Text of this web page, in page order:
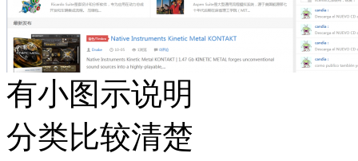
有小图示说明
分类比较清楚